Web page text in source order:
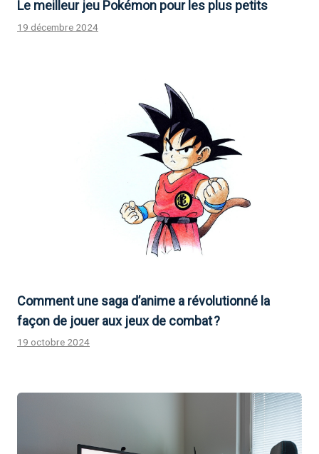
Le meilleur jeu Pokémon pour les plus petits
19 décembre 2024
Comment une saga d’anime a révolutionné la
façon de jouer aux jeux de combat ?
19 octobre 2024